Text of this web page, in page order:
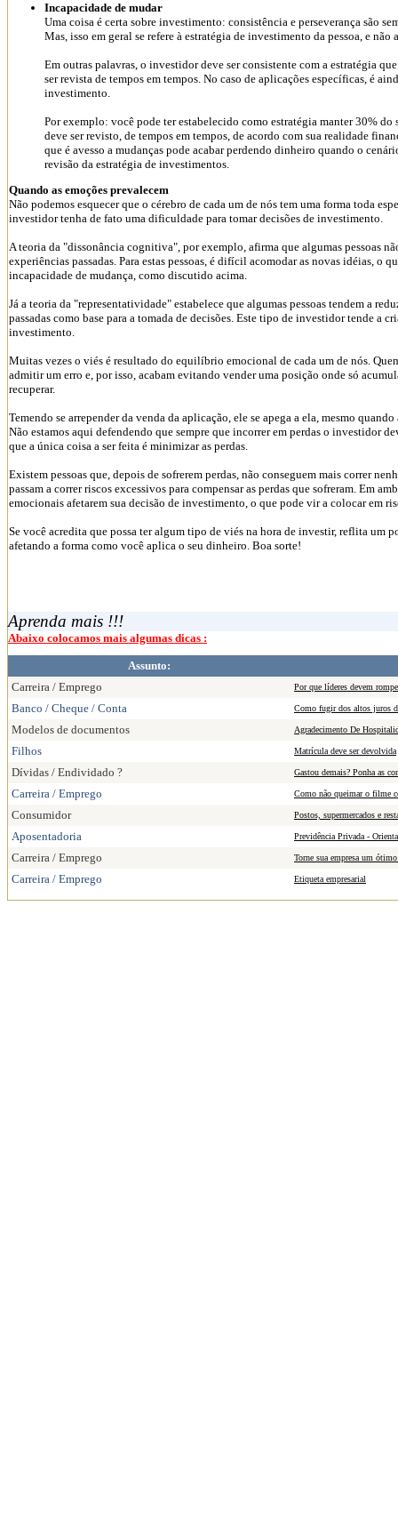
Incapacidade de mudar
Uma coisa é certa sobre investimento: consistência e perseverança são
Mas, isso em geral se refere à estratégia de investimento da pessoa, e
Em outras palavras, o investidor deve ser consistente com a estratégia
ser revista de tempos em tempos. No caso de aplicações específicas, é
investimento.
Por exemplo: você pode ter estabelecido como estratégia manter 30%
deve ser revisto, de tempos em tempos, de acordo com sua realidade
que é avesso a mudanças pode acabar perdendo dinheiro quando o
revisão da estratégia de investimentos.
Quando as emoções prevalecem
Não podemos esquecer que o cérebro de cada um de nós tem uma forma toda
investidor tenha de fato uma dificuldade para tomar decisões de investimento.
A teoria da "dissonância cognitiva", por exemplo, afirma que algumas pessoas
experiências passadas. Para estas pessoas, é difícil acomodar as novas idéias, o
incapacidade de mudança, como discutido acima.
Já a teoria da "representatividade" estabelece que algumas pessoas tendem a
passadas como base para a tomada de decisões. Este tipo de investidor tende a
investimento.
Muitas vezes o viés é resultado do equilíbrio emocional de cada um de nós.
admitir um erro e, por isso, acabam evitando vender uma posição onde só
recuperar.
Temendo se arrepender da venda da aplicação, ele se apega a ela, mesmo
Não estamos aqui defendendo que sempre que incorrer em perdas o investidor
que a única coisa a ser feita é minimizar as perdas.
Existem pessoas que, depois de sofrerem perdas, não conseguem mais correr
passam a correr riscos excessivos para compensar as perdas que sofreram. Em
emocionais afetarem sua decisão de investimento, o que pode vir a colocar em
Se você acredita que possa ter algum tipo de viés na hora de investir, reflita um
afetando a forma como você aplica o seu dinheiro. Boa sorte!
Aprenda mais !!!
Abaixo colocamos mais algumas dicas :
Assunto:
Carreira / Emprego
Por que líderes devem
Banco / Cheque / Conta Como fugir dos altos juros
Modelos de documentos Agradecimento De
Filhos Matrícula deve ser devolvida
Dívidas / Endividado ? Gastou demais? Ponha as
Carreira / Emprego Como não queimar o filme
Consumidor Postos, supermercados e
Aposentadoria Previdência Privada -
Carreira / Emprego Torne sua empresa um
Carreira / Emprego Etiqueta empresarial